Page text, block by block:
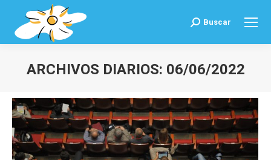
Buscar:
Buscar
ARCHIVOS DIARIOS: 06/06/2022